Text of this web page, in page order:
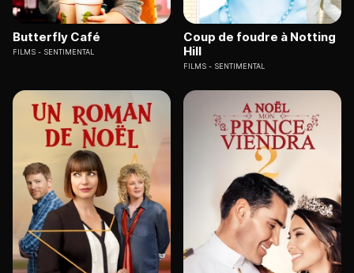
Butterfly Café
FILMS SENTIMENTAL
Coup de foudre à Notting
Hill
FILMS SENTIMENTAL